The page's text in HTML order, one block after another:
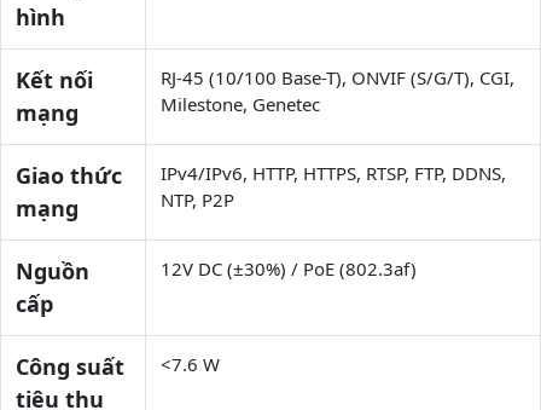
hình
Kết nối
mạng
RJ-45 (10/100 Base-T), ONVIF (S/G/T), CGI,
Milestone, Genetec
Giao thức
mạng
IPv4/IPv6, HTTP, HTTPS, RTSP, FTP, DDNS,
NTP, P2P
Nguồn
cấp
12V DC (±30%) / PoE (802.3af)
Công suất
tiêu thụ
<7.6 W